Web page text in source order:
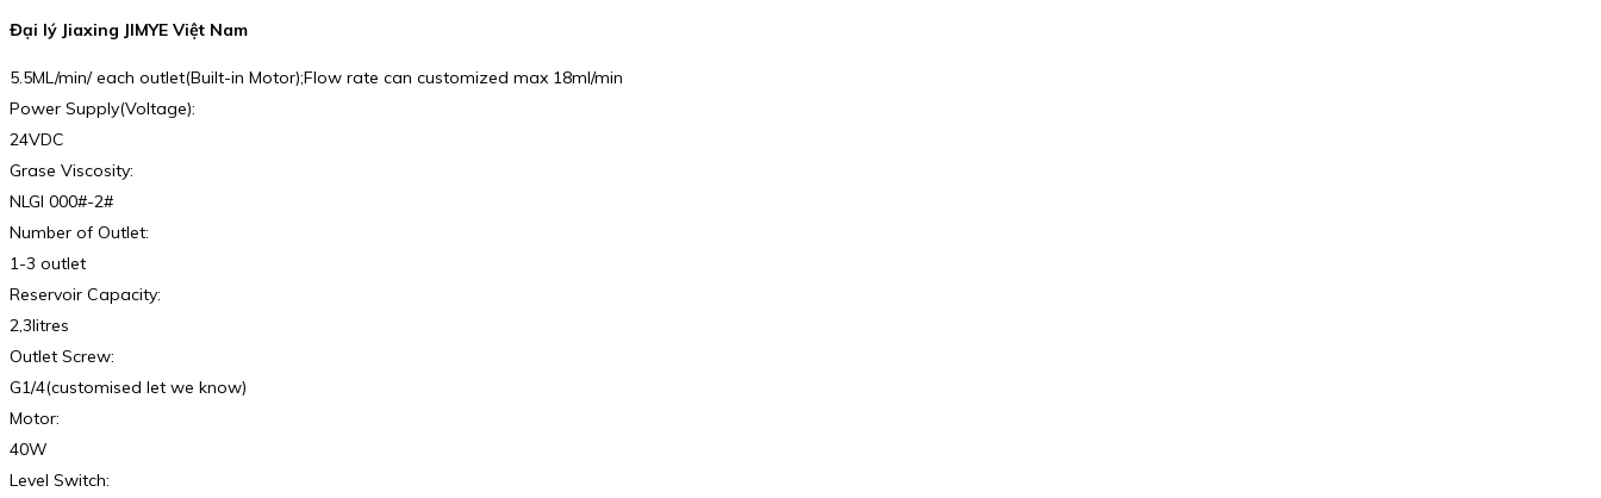
Đại lý Jiaxing JIMYE Việt Nam
5.5ML/min/ each outlet(Built-in Motor);Flow rate can customized max 18ml/min
Power Supply(Voltage):
24VDC
Grase Viscosity:
NLGI 000#-2#
Number of Outlet:
1-3 outlet
Reservoir Capacity:
2,3litres
Outlet Screw:
G1/4(customised let we know)
Motor:
40W
Level Switch: